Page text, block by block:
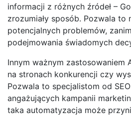
informacji z różnych źródeł –
zrozumiały sposób. Pozwala
potencjalnych problemów,
podejmowania świadomych
Innym ważnym
na stronach konkurencji czy
Pozwala to specjalistom od
angażujących kampanii
taka automatyzacja może